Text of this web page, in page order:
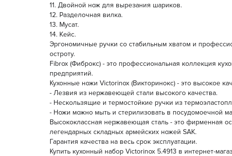
11. Двойной нож для вырезания шариков.
12. Разделочная вилка.
13. Мусат.
14. Кейс.
Эргономичные ручки со стабильным хватом и
остроту.
Fibrox (Фиброкс) - это профессиональная коллекция
предприятий.
Кухонные ножи Victorinox (Викторинокс) - это высокое
- Лезвия из нержавеющей стали высокого качества.
- Нескользящие и термостойкие ручки из
- Ножи можно мыть и стерилизовать в посудомоечной
Высококлассная нержавеющая сталь - это фирменная
легендарных складных армейских ножей SAK.
Гарантия качества на весь срок эксплуатации.
Купить кухонный набор Victorinox 5.4913 в интернет-